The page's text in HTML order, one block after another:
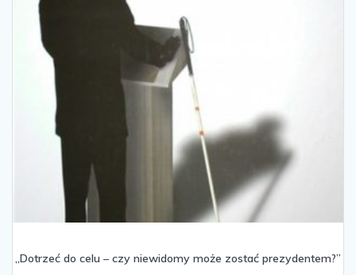
„Dotrzeć do celu – czy niewidomy może zostać prezydentem?”